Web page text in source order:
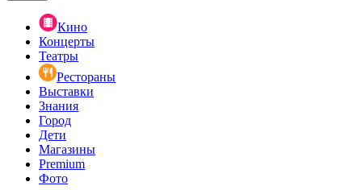
Кино
Концерты
Театры
Рестораны
Выставки
Знания
Город
Дети
Магазины
Premium
Фото